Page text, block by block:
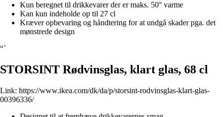
Kun beregnet til drikkevarer der er maks. 50° varme
Kan kun indeholde op til 27 cl
Kræver opbevaring og håndtering for at undgå skader pga. det
mønstrede design
“`
STORSINT Rødvinsglas, klart glas, 68 cl
Link: https://www.ikea.com/dk/da/p/storsint-rodvinsglas-klart-glas-
00396336/